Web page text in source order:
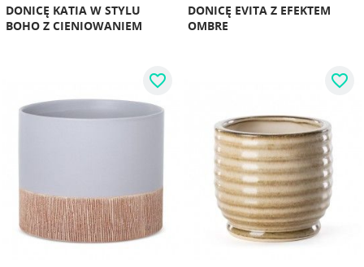
DONICĘ KATIA W STYLU
BOHO Z CIENIOWANIEM
DONICĘ EVITA Z EFEKTEM
OMBRE
favorite_border favorite_border